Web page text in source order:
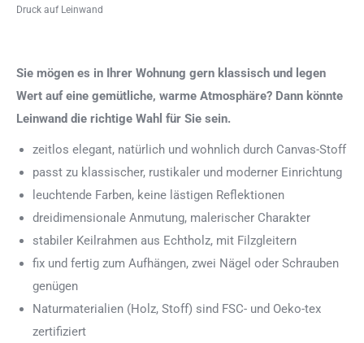
Druck auf Leinwand
Sie mögen es in Ihrer Wohnung gern klassisch und legen
Wert auf eine gemütliche, warme Atmosphäre? Dann könnte
Leinwand die richtige Wahl für Sie sein.
zeitlos elegant, natürlich und wohnlich durch Canvas-Stoff
passt zu klassischer, rustikaler und moderner Einrichtung
leuchtende Farben, keine lästigen Reflektionen
dreidimensionale Anmutung, malerischer Charakter
stabiler Keilrahmen aus Echtholz, mit Filzgleitern
fix und fertig zum Aufhängen, zwei Nägel oder Schrauben
genügen
Naturmaterialien (Holz, Stoff) sind FSC- und Oeko-tex
zertifiziert